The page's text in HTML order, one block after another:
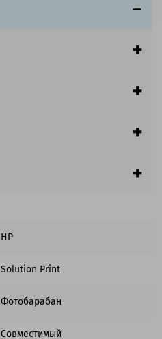
HP
Solution Print
Фотобарабан
Совместимый